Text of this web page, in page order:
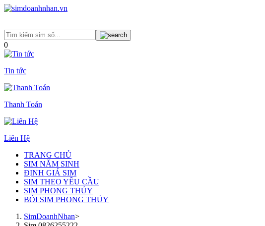
0
Tin tức
Thanh Toán
Liên Hệ
TRANG CHỦ
SIM NĂM SINH
ĐỊNH GIÁ SIM
SIM THEO YÊU CẦU
SIM PHONG THỦY
BÓI SIM PHONG THỦY
SimDoanhNhan>